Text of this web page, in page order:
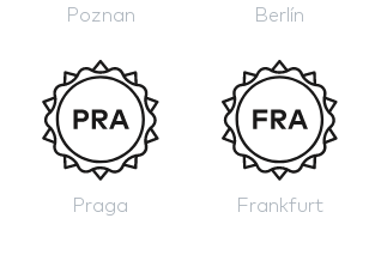
Poznan Berlín
Praga Frankfurt